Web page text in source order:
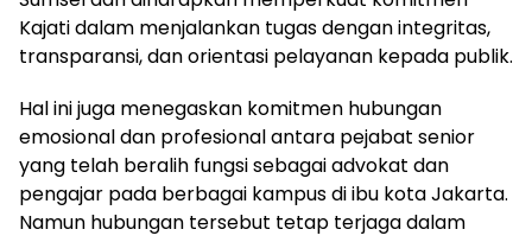
Kajati dalam menjalankan tugas dengan integritas,
transparansi, dan orientasi pelayanan kepada publik.
Hal ini juga menegaskan komitmen hubungan
emosional dan profesional antara pejabat senior
yang telah beralih fungsi sebagai advokat dan
pengajar pada berbagai kampus di ibu kota Jakarta.
Namun hubungan tersebut tetap terjaga dalam